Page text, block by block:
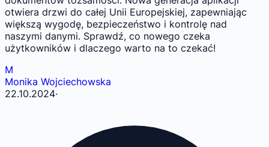
otwiera drzwi do całej Unii Europejskiej, zapewniając
większą wygodę, bezpieczeństwo i kontrolę nad
naszymi danymi. Sprawdź, co nowego czeka
użytkowników i dlaczego warto na to czekać!
M
Monika Wojciechowska
22.10.2024·